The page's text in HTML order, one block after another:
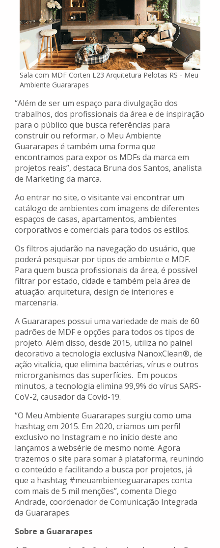
Sala com MDF Corten L23 Arquitetura Pelotas RS - Meu
Ambiente Guararapes
“Além de ser um espaço para divulgação dos
trabalhos, dos profissionais da área e de inspiração
para o público que busca referências para
construir ou reformar, o Meu Ambiente
Guararapes é também uma forma que
encontramos para expor os MDFs da marca em
projetos reais”, destaca Bruna dos Santos, analista
de Marketing da marca.
Ao entrar no site, o visitante vai encontrar um
catálogo de ambientes com imagens de diferentes
espaços de casas, apartamentos, ambientes
corporativos e comerciais para todos os estilos.
Os filtros ajudarão na navegação do usuário, que
poderá pesquisar por tipos de ambiente e MDF.
Para quem busca profissionais da área, é possível
filtrar por estado, cidade e também pela área de
atuação: arquitetura, design de interiores e
marcenaria.
A Guararapes possui uma variedade de mais de 60
padrões de MDF e opções para todos os tipos de
projeto. Além disso, desde 2015, utiliza no painel
decorativo a tecnologia exclusiva NanoxClean®, de
ação vitalícia, que elimina bactérias, vírus e outros
microrganismos das superfícies. Em poucos
minutos, a tecnologia elimina 99,9% do vírus SARS-
CoV-2, causador da Covid-19.
“O Meu Ambiente Guararapes surgiu como uma
hashtag em 2015. Em 2020, criamos um perfil
exclusivo no Instagram e no início deste ano
lançamos a websérie de mesmo nome. Agora
trazemos o site para somar à plataforma, reunindo
o conteúdo e facilitando a busca por projetos, já
que a hashtag #meuambienteguararapes conta
com mais de 5 mil menções”, comenta Diego
Andrade, coordenador de Comunicação Integrada
da Guararapes.
Sobre a Guararapes